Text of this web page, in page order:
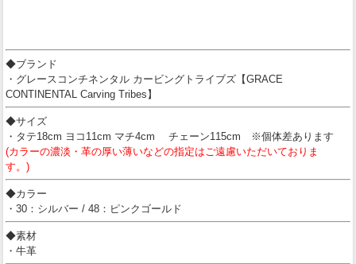
◆ブランド
・グレースコンチネンタル カービングトライブズ【GRACE
CONTINENTAL Carving Tribes】
◆サイズ
・タテ18cm ヨコ11cm マチ4cm チェーン115cm ※個体差あります
(カラーの濃淡・革の厚い薄いなどの指定はご遠慮いただいておりま
す。)
◆カラー
・30：シルバー / 48：ピンクゴールド
◆素材
・牛革